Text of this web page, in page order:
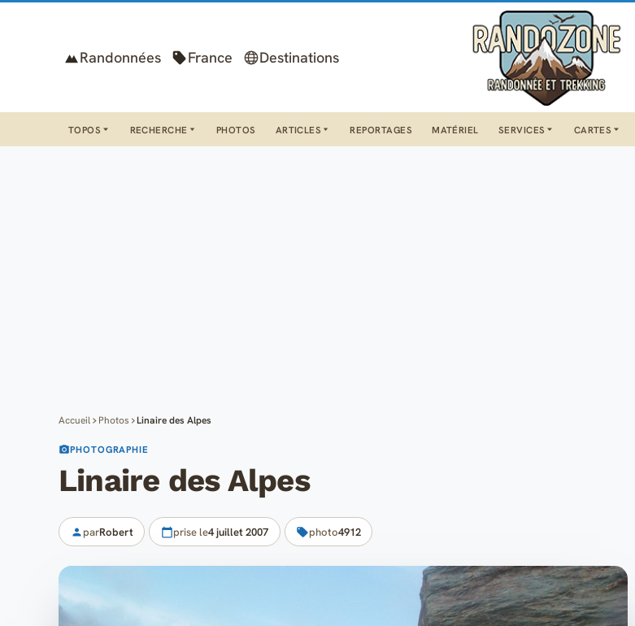
Randonnées France Destinations
TOPOS RECHERCHE PHOTOS ARTICLES REPORTAGES MATÉRIEL SERVICES CARTES
Accueil Photos Linaire des Alpes
PHOTOGRAPHIE
Linaire des Alpes
parRobert prise le4 juillet 2007 photo4912